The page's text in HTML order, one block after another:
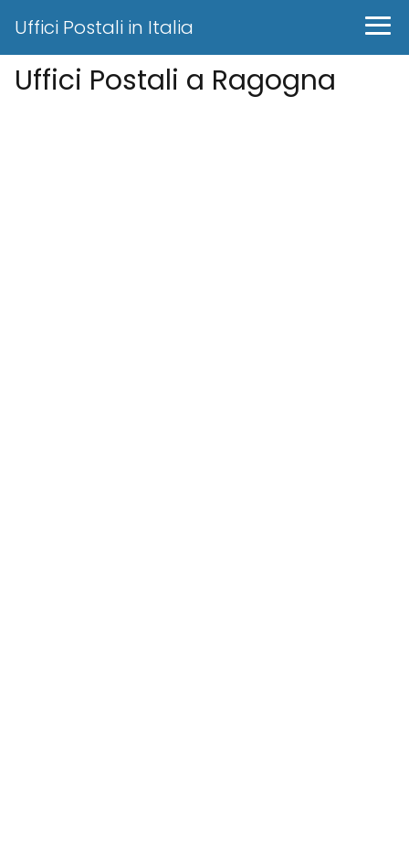
Uffici Postali in Italia
Uffici Postali a Ragogna